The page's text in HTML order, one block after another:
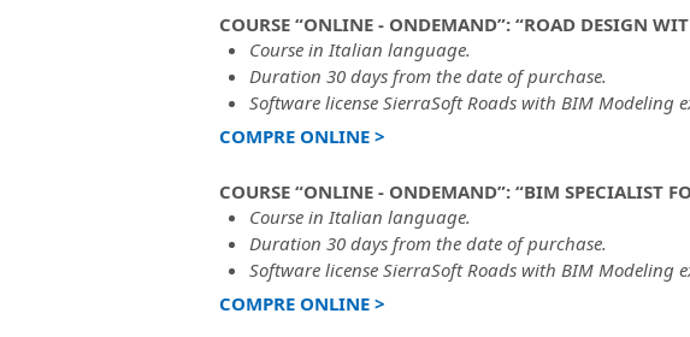
COURSE “ONLINE - ONDEMAND”: “ROAD DESIGN
Course in Italian language.
Duration 30 days from the date of purchase.
Software license SierraSoft Roads with BIM Modeling
COMPRE ONLINE >
COURSE “ONLINE - ONDEMAND”: “BIM SPECIALIST
Course in Italian language.
Duration 30 days from the date of purchase.
Software license SierraSoft Roads with BIM Modeling
COMPRE ONLINE >